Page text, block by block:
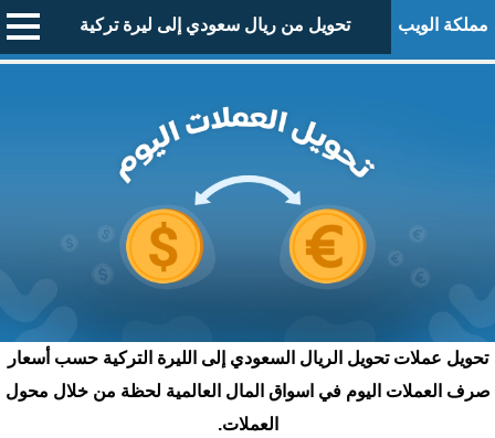
مملكة الويب تحويل من ريال سعودي إلى ليرة تركية
تحويل عملات تحويل الريال السعودي إلى الليرة التركية حسب أسعار
صرف العملات اليوم في اسواق المال العالمية لحظة من خلال محول
العملات.